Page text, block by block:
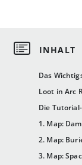
Das
Loot in Arc
Die
1. Map:
2. Map:
3. Map: